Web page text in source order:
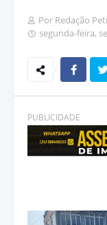
Por Redação
segunda-feira,
PUBLICIDADE